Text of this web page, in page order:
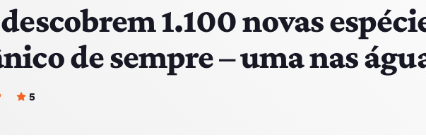
PRÓXIMOS PROGRAMAS
1.100 novas
de sempre – uma nas
5